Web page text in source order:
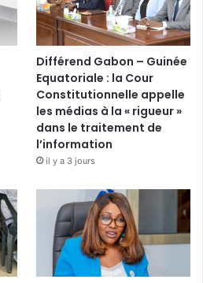
Différend Gabon – Guinée
Equatoriale : la Cour
Constitutionnelle appelle
les médias à la « rigueur »
dans le traitement de
l’information
il y a 3 jours